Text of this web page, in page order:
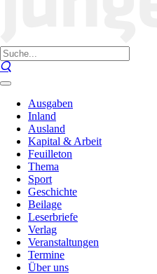
Ausgaben
Inland
Ausland
Kapital & Arbeit
Feuilleton
Thema
Sport
Geschichte
Beilage
Leserbriefe
Verlag
Veranstaltungen
Termine
Über uns